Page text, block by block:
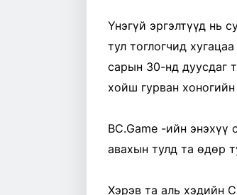
Үнэгүй эргэлтүүд нь
тул тоглогчид
сарын 30-нд дуусдаг
хойш гурван
BC.Game -ийн энэхүү
авахын тулд та өдөр
Хэрэв та аль хэдийн